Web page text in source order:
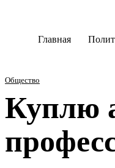
Главная
Общество
Куплю